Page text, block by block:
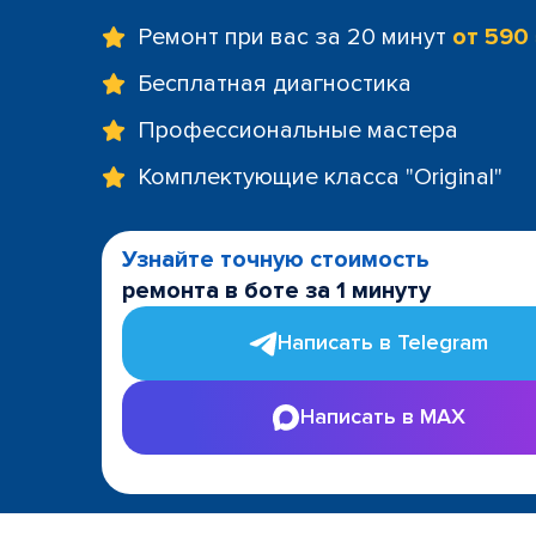
Ремонт при вас за 20 минут от
Бесплатная диагностика
Профессиональные мастера
Комплектующие класса "Original"
Узнайте точную стоимость
ремонта в боте за 1 минуту
Написать в Telegram
Написать в MAX